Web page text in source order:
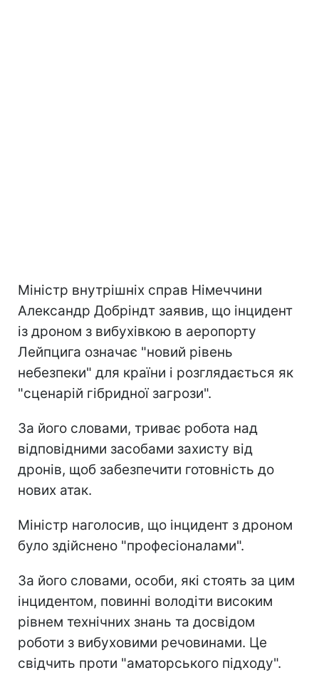
Міністр внутрішніх справ Німеччини
Александр Добріндт заявив, що інцидент
із дроном з вибухівкою в аеропорту
Лейпцига означає "новий рівень
небезпеки" для країни і розглядається як
"сценарій гібридної загрози".
За його словами, триває робота над
відповідними засобами захисту від
дронів, щоб забезпечити готовність до
нових атак.
Міністр наголосив, що інцидент з дроном
було здійснено "професіоналами".
За його словами, особи, які стоять за цим
інцидентом, повинні володіти високим
рівнем технічних знань та досвідом
роботи з вибуховими речовинами. Це
свідчить проти "аматорського підходу".